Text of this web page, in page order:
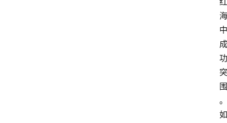
海
中
成
功
突
围
。
如